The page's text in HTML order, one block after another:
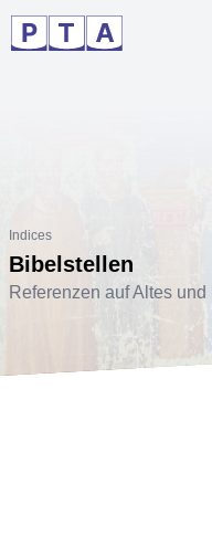
Indices
Bibelstellen
Referenzen auf Altes